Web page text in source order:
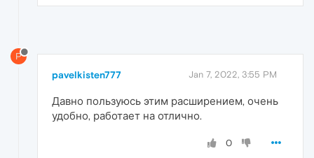
P
pavelkisten777 Jan 7, 2022, 3:55 PM
Давно пользуюсь этим расширением, очень
удобно, работает на отлично.
0